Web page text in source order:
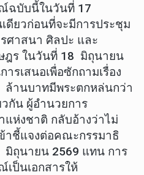
ฉบับนี้ในวันที่ 17
ดียวก่อนที่จะมีการประชุม
ศาสนา ศิลปะ และ
ร ในวันที่ 18 มิถุนายน
รเสนอเพื่อซักถามเรื่อง
ล้านบาทมีพระตกหล่นกว่า
กัน ผู้อำนวยการ
ห่งชาติ กลับอ้างว่าไม่
าชี้แจงต่อคณะกรรมาธิ
มิถุนายน 2569 แทน การ
เป็นเอกสารให้